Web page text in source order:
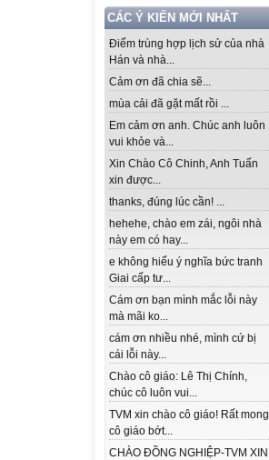
CÁC Ý KIẾN MỚI NHẤT
Điểm trùng hợp lịch sử của nhà
Hán và nhà...
Cảm ơn đã chia sẽ...
mùa cải đã gặt mất rồi ...
Em cảm ơn anh. Chúc anh luôn
vui khỏe và...
Xin Chào Cô Chinh, Anh Tuấn
xin được...
thanks, đúng lúc cần! ...
hehehe, chào em zái, ngôi nhà
này em có hay...
e không hiểu ý nghĩa bức tranh
Giai cấp tư...
Cám ơn bạn mình mắc lỗi này
mà mãi ko...
cám ơn nhiều nhé, mình cứ bị
cái lỗi này...
Chào cô giáo: Lê Thị Chính,
chúc cô luôn vui...
TVM xin chào cô giáo! Rất mong
cô giáo bớt...
CHÀO ĐỒNG NGHIỆP-TVM XIN